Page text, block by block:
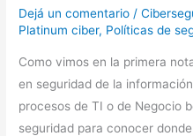
Dejá un comentario /
Platinum ciber, Políticas de
Como vimos en la primera
en seguridad de la
procesos de TI o de Negocio
seguridad para conocer